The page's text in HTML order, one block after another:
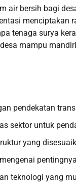
air bersih bagi
menciptakan
tenaga surya
mampu
pendekatan
sektor untuk
yang
teknologi yang